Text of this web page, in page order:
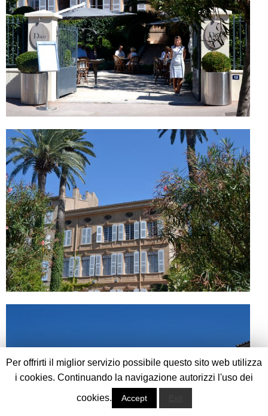
Per offrirti il miglior servizio possibile questo sito web utilizza
i cookies. Continuando la navigazione autorizzi l'uso dei
cookies.
Accept